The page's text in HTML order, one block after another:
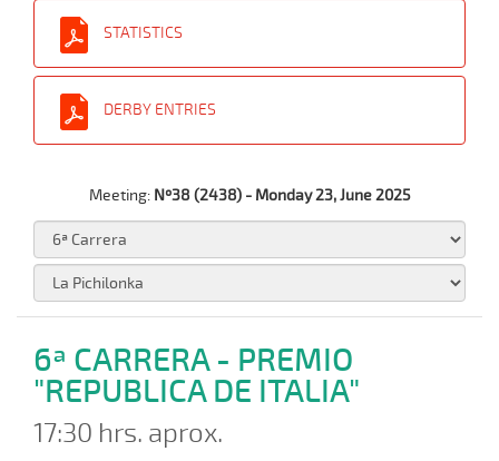
STATISTICS
DERBY ENTRIES
Meeting: Nº38 (2438) - Monday 23, June 2025
6ª CARRERA - PREMIO
"REPUBLICA DE ITALIA"
17:30 hrs. aprox.